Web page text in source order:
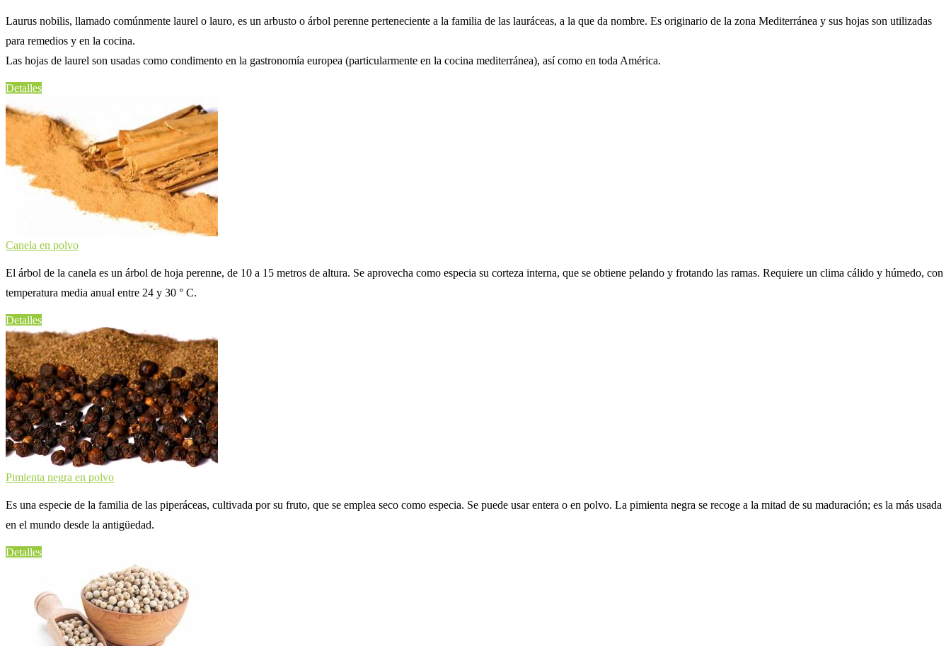
Laurus nobilis, llamado comúnmente laurel o lauro, es un arbusto o árbol perenne perteneciente a la familia de las lauráceas, a la que da nombre. Es originario de la zona Mediterránea y sus hojas son utilizadas
para remedios y en la cocina.
Las hojas de laurel son usadas como condimento en la gastronomía europea (particularmente en la cocina mediterránea), así como en toda América.
Detalles
Canela en polvo
El árbol de la canela es un árbol de hoja perenne, de 10 a 15 metros de altura. Se aprovecha como especia su corteza interna, que se obtiene pelando y frotando las ramas. Requiere un clima cálido y húmedo, con
temperatura media anual entre 24 y 30 ° C.
Detalles
Pimienta negra en polvo
Es una especie de la familia de las piperáceas, cultivada por su fruto, que se emplea seco como especia. Se puede usar entera o en polvo. La pimienta negra se recoge a la mitad de su maduración; es la más usada
en el mundo desde la antigüedad.
Detalles